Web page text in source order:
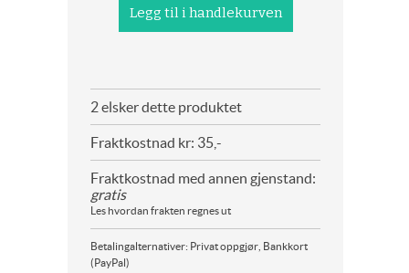
2 elsker dette produktet
Fraktkostnad kr: 35,-
Fraktkostnad med annen gjenstand:
gratis
Les hvordan frakten regnes ut
Betalingalternativer: Privat oppgjør, Bankkort
(PayPal)